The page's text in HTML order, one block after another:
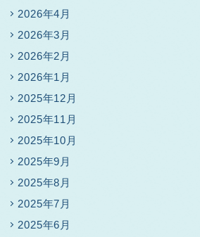
2026年4月
2026年3月
2026年2月
2026年1月
2025年12月
2025年11月
2025年10月
2025年9月
2025年8月
2025年7月
2025年6月